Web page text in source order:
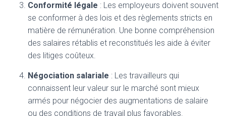
Conformité légale : Les employeurs doivent souvent
se conformer à des lois et des règlements stricts en
matière de rémunération. Une bonne compréhension
des salaires rétablis et reconstitués les aide à éviter
des litiges coûteux.
Négociation salariale : Les travailleurs qui
connaissent leur valeur sur le marché sont mieux
armés pour négocier des augmentations de salaire
ou des conditions de travail plus favorables.